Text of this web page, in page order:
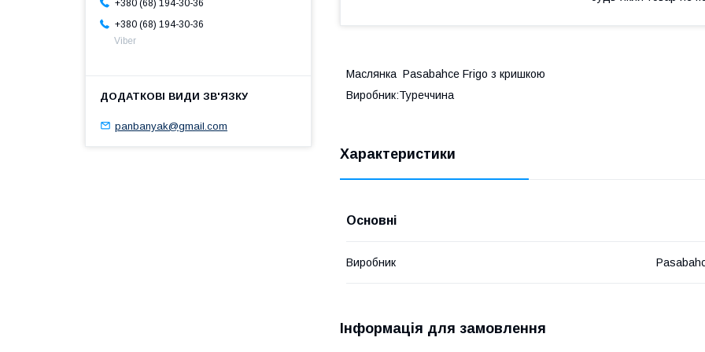
Маслянка Pasabahce Frigo з кришкою
Виробник:Туреччина
Характеристики
Основні
Виробник
Інформація для замовлення
+380 (68) 194-30-36
+380 (68) 194-30-36
Viber
panbanyak@gmail.com